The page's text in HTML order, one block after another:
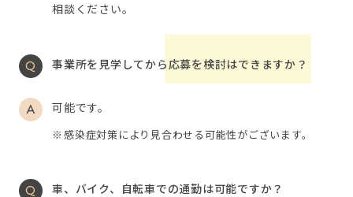
相談ください。
事業所を見学してから応募を検討はできますか？
可能です。
感染症対策により見合わせる可能性がございます。
車、バイク、自転車での通勤は可能ですか？